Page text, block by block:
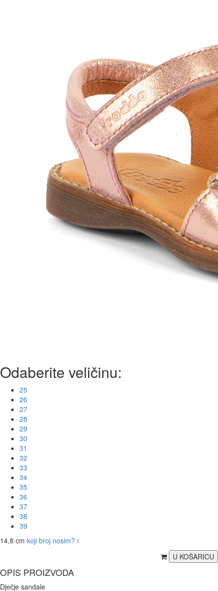
Odaberite veličinu:
25
26
27
28
29
30
31
32
33
34
35
36
37
38
39
14,8 cm koji broj nosim?
OPIS PROIZVODA
Dječje sandale